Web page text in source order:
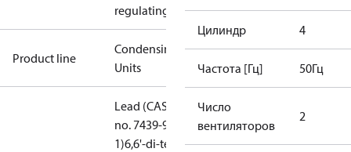
regulating
Product line
Condensing
Units
Lead (CAS
no. 7439-92-
1)6,6'-di-tert-
Цилиндр 4
Частота [Гц] 50Гц
Число
вентиляторов
2